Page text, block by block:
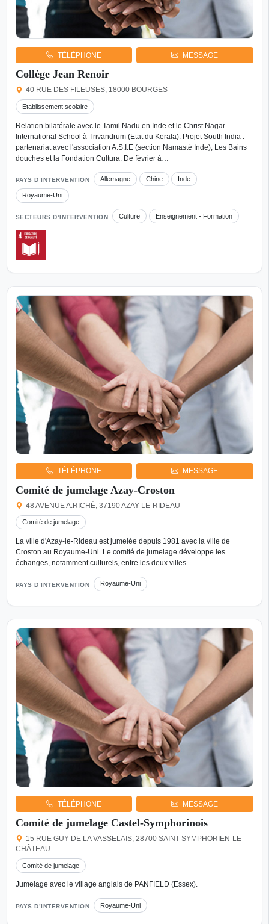
TÉLÉPHONE MESSAGE
Collège Jean Renoir
40 RUE DES FILEUSES, 18000 BOURGES
Etablissement scolaire
Relation bilatérale avec le Tamil Nadu en Inde et le Christ Nagar
International School à Trivandrum (Etat du Kerala). Projet South India :
partenariat avec l'association A.S.I.E (section Namasté Inde), Les Bains
douches et la Fondation Cultura. De février à…
PAYS D’INTERVENTION Allemagne Chine Inde
Royaume-Uni
SECTEURS D’INTERVENTION Culture Enseignement - Formation
TÉLÉPHONE MESSAGE
Comité de jumelage Azay-Croston
48 AVENUE A.RICHÉ, 37190 AZAY-LE-RIDEAU
Comité de jumelage
La ville d'Azay-le-Rideau est jumelée depuis 1981 avec la ville de
Croston au Royaume-Uni. Le comité de jumelage développe les
échanges, notamment culturels, entre les deux villes.
PAYS D’INTERVENTION Royaume-Uni
TÉLÉPHONE MESSAGE
Comité de jumelage Castel-Symphorinois
15 RUE GUY DE LA VASSELAIS, 28700 SAINT-SYMPHORIEN-LE-
CHÂTEAU
Comité de jumelage
Jumelage avec le village anglais de PANFIELD (Essex).
PAYS D’INTERVENTION Royaume-Uni